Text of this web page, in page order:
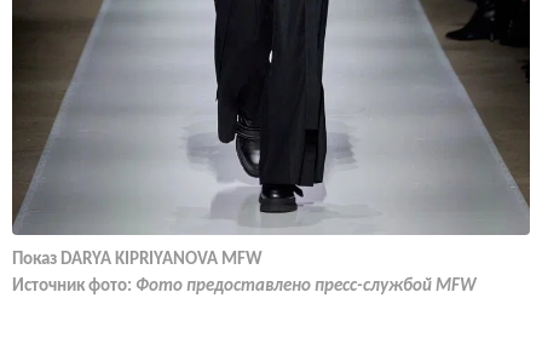
Показ DARYA KIPRIYANOVA MFW
Источник фото: Фото предоставлено пресс-службой MFW